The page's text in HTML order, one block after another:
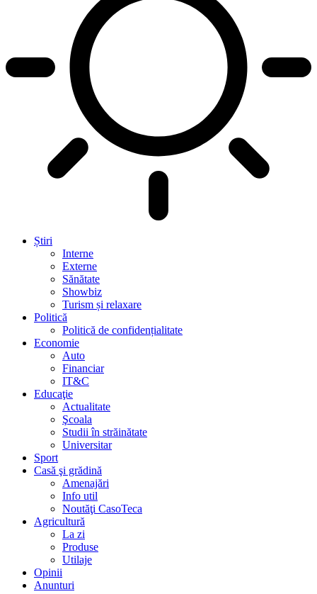
Știri
Interne
Externe
Sănătate
Showbiz
Turism și relaxare
Politică
Politică de confidențialitate
Economie
Auto
Financiar
IT&C
Educaţie
Actualitate
Şcoala
Studii în străinătate
Universitar
Sport
Casă şi grădină
Amenajări
Info util
Noutăţi CasoTeca
Agricultură
La zi
Produse
Utilaje
Opinii
Anunturi